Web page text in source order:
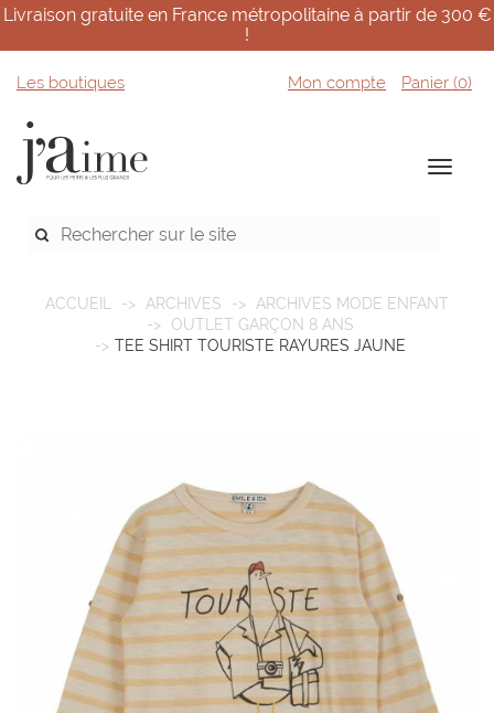
Livraison gratuite en France métropolitaine à partir de 300 €
!
Les boutiques Mon compte Panier (0)
ACCUEIL ARCHIVES
ARCHIVES MODE ENFANT
OUTLET GARÇON 8 ANS
TEE SHIRT TOURISTE RAYURES JAUNE